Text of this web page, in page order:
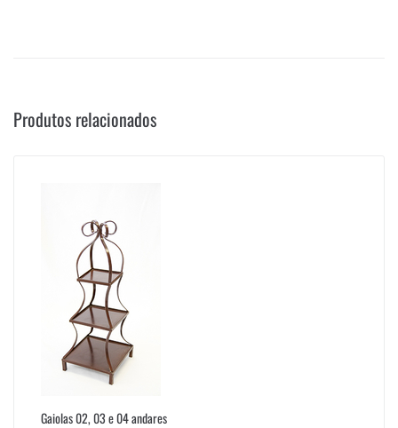
Produtos relacionados
Gaiolas 02, 03 e 04 andares